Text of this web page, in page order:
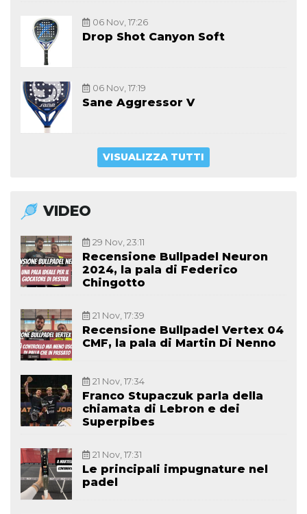
06 Nov, 17:26
Drop Shot Canyon Soft
06 Nov, 17:19
Sane Aggressor V
VISUALIZZA TUTTI
VIDEO
29 Nov, 23:11
Recensione Bullpadel Neuron
2024, la pala di Federico
Chingotto
21 Nov, 17:39
Recensione Bullpadel Vertex 04
CMF, la pala di Martin Di Nenno
21 Nov, 17:34
Franco Stupaczuk parla della
chiamata di Lebron e dei
Superpibes
21 Nov, 17:31
Le principali impugnature nel
padel